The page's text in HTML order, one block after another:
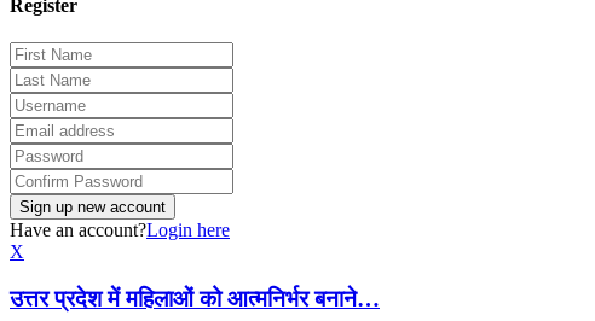
Register
Have an account?Login here
X
उत्तर प्रदेश में महिलाओं को आत्मनिर्भर बनाने…